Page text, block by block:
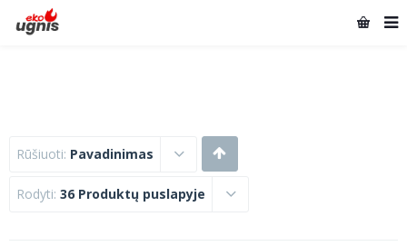
Rūšiuoti: Pavadinimas
Rodyti: 36 Produktų puslapyje